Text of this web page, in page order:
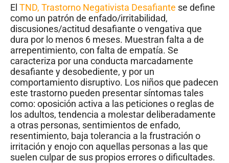
El TND, Trastorno Negativista Desafiante se define
como un patrón de enfado/irritabilidad,
discusiones/actitud desafiante o vengativa que
dura por lo menos 6 meses. Muestran falta a de
arrepentimiento, con falta de empatía. Se
caracteriza por una conducta marcadamente
desafiante y desobediente, y por un
comportamiento disruptivo. Los niños que padecen
este trastorno pueden presentar síntomas tales
como: oposición activa a las peticiones o reglas de
los adultos, tendencia a molestar deliberadamente
a otras personas, sentimientos de enfado,
resentimiento, baja tolerancia a la frustración o
irritación y enojo con aquellas personas a las que
suelen culpar de sus propios errores o dificultades.